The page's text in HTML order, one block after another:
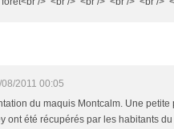
2011 00:05
du maquis Montcalm. Une
ont été récupérés par les habitants